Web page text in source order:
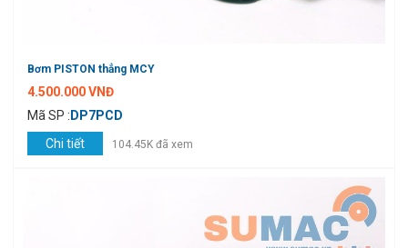
Bơm PISTON thẳng MCY
4.500.000 VNĐ
Mã SP : DP7PCD
Chi tiết
104.45K đã xem